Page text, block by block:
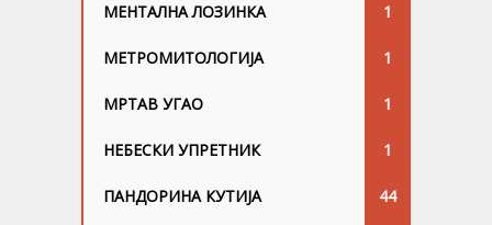
МЕНТАЛНА ЛОЗИНКА 1
МЕТРОМИТОЛОГИЈА 1
МРТАВ УГАО 1
НЕБЕСКИ УПРЕТНИК 1
ПАНДОРИНА КУТИЈА 44